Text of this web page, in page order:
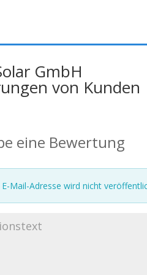
GmbH
von Kunden
eine Bewertung
E-Mail-Adresse wird nicht